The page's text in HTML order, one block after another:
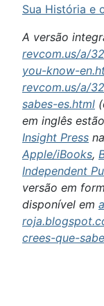
Sua História e
A versão
revcom.us/a/
you-know-
revcom.us/a/
sabes-es.html
em inglês
Insight Press
Apple/iBooks,
Independent
versão em
disponível em
crees-que-